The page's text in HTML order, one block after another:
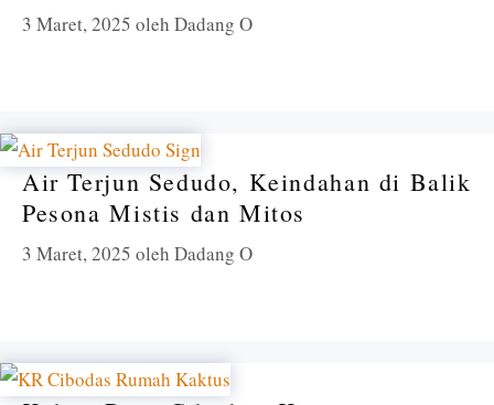
3 Maret, 2025 oleh Dadang O
Air Terjun Sedudo, Keindahan di Balik
Pesona Mistis dan Mitos
3 Maret, 2025 oleh Dadang O